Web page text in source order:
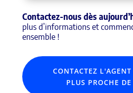
Contactez-nous dès
plus d’informations et
ensemble !
CONTACTEZ
PLUS PROCHE